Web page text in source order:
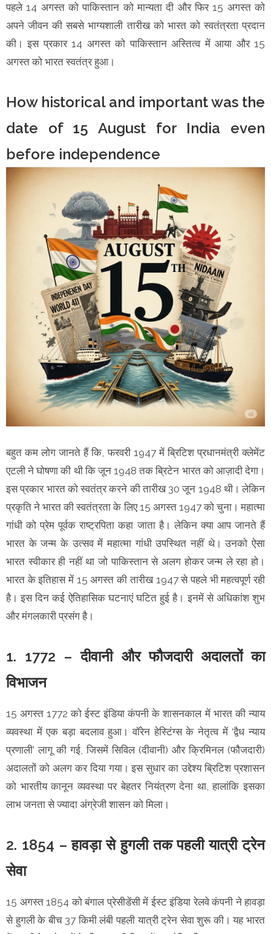
पहले 14 अगस्त को पाकिस्तान को मान्यता दी और फिर 15 अगस्त को
अपने जीवन की सबसे भाग्यशाली तारीख को भारत को स्वतंत्रता प्रदान
की। इस प्रकार 14 अगस्त को पाकिस्तान अस्तित्व में आया और 15
अगस्त को भारत स्वतंत्र हुआ।
How historical and important was the
date of 15 August for India even
before independence
बहुत कम लोग जानते हैं कि, फरवरी 1947 में ब्रिटिश प्रधानमंत्री क्लेमेंट
एटली ने घोषणा की थी कि जून 1948 तक ब्रिटेन भारत को आज़ादी देगा।
इस प्रकार भारत को स्वतंत्र करने की तारीख 30 जून 1948 थी। लेकिन
प्रकृति ने भारत की स्वतंत्रता के लिए 15 अगस्त 1947 को चुना। महात्मा
गांधी को प्रेम पूर्वक राष्ट्रपिता कहा जाता है। लेकिन क्या आप जानते हैं
भारत के जन्म के उत्सव में महात्मा गांधी उपस्थित नहीं थे। उनको ऐसा
भारत स्वीकार ही नहीं था जो पाकिस्तान से अलग होकर जन्म ले रहा हो।
भारत के इतिहास में 15 अगस्त की तारीख 1947 से पहले भी महत्वपूर्ण रही
है। इस दिन कई ऐतिहासिक घटनाएं घटित हुई है। इनमें से अधिकांश शुभ
और मंगलकारी प्रसंग है।
1. 1772 – दीवानी और फौजदारी अदालतों का
विभाजन
15 अगस्त 1772 को ईस्ट इंडिया कंपनी के शासनकाल में भारत की न्याय
व्यवस्था में एक बड़ा बदलाव हुआ। वॉरेन हेस्टिंग्स के नेतृत्व में ‘द्वैध न्याय
प्रणाली’ लागू की गई, जिसमें सिविल (दीवानी) और क्रिमिनल (फौजदारी)
अदालतों को अलग कर दिया गया। इस सुधार का उद्देश्य ब्रिटिश प्रशासन
को भारतीय कानून व्यवस्था पर बेहतर नियंत्रण देना था, हालांकि इसका
लाभ जनता से ज्यादा अंग्रेजी शासन को मिला।
2. 1854 – हावड़ा से हुगली तक पहली यात्री ट्रेन
सेवा
15 अगस्त 1854 को बंगाल प्रेसीडेंसी में ईस्ट इंडिया रेलवे कंपनी ने हावड़ा
से हुगली के बीच 37 किमी लंबी पहली यात्री ट्रेन सेवा शुरू की। यह भारत